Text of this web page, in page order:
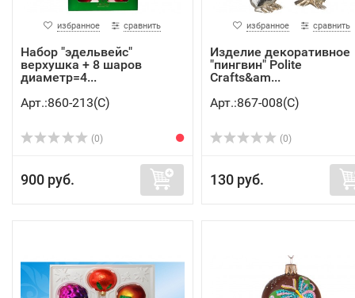
избранное сравнить
Набор "эдельвейс"
верхушка + 8 шаров
диаметр=4...
Арт.:860-213(C)
(0)
900 руб.
избранное сравнить
Изделие декоративное
"пингвин" Polite
Crafts&am...
Арт.:867-008(C)
(0)
130 руб.